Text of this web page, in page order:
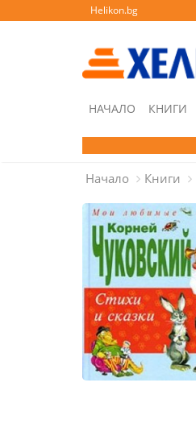
Helikon.bg
НАЧАЛО КНИГИ
Начало Книги